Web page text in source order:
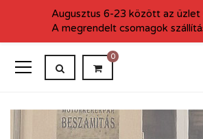
0
Augusztus 6-23 között az üzlet
A megrendelt csomagok